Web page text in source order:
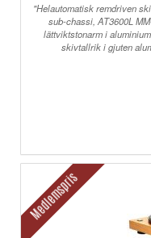
"Helautomatisk remdriven
sub-chassi, AT3600L
lättviktstonarm i
skivtallrik i gjuten
Medlemspris